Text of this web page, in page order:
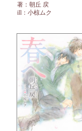
著：朝丘 戻
ill：小椋ムク